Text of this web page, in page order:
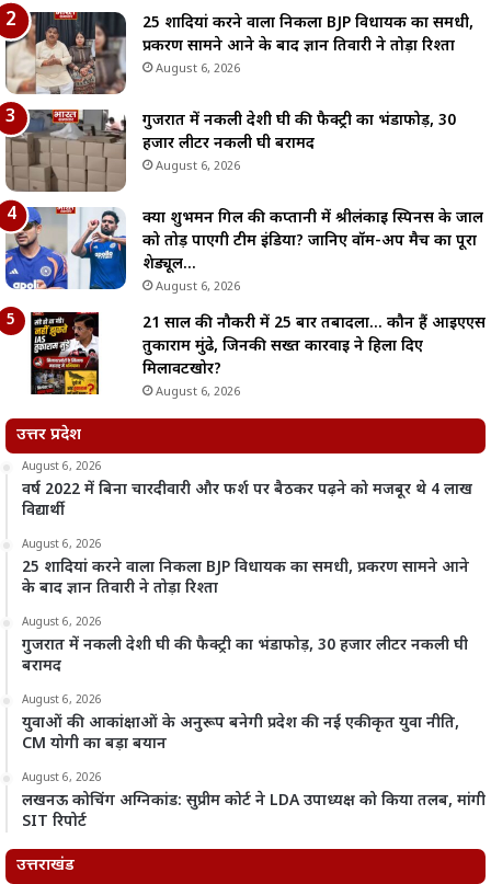
25 शादियां करने वाला निकला BJP विधायक का समधी,
प्रकरण सामने आने के बाद ज्ञान तिवारी ने तोड़ा रिश्ता
August 6, 2026
गुजरात में नकली देशी घी की फैक्ट्री का भंडाफोड़, 30
हजार लीटर नकली घी बरामद
August 6, 2026
क्या शुभमन गिल की कप्तानी में श्रीलंकाई स्पिनर्स के जाल
को तोड़ पाएगी टीम इंडिया? जानिए वॉर्म-अप मैच का पूरा
शेड्यूल…
August 6, 2026
21 साल की नौकरी में 25 बार तबादला… कौन हैं आईएएस
तुकाराम मुंढे, जिनकी सख्त कार्रवाई ने हिला दिए
मिलावटखोर?
August 6, 2026
उत्तर प्रदेश
August 6, 2026
वर्ष 2022 में बिना चारदीवारी और फर्श पर बैठकर पढ़ने को मजबूर थे 4 लाख
विद्यार्थी
August 6, 2026
25 शादियां करने वाला निकला BJP विधायक का समधी, प्रकरण सामने आने
के बाद ज्ञान तिवारी ने तोड़ा रिश्ता
August 6, 2026
गुजरात में नकली देशी घी की फैक्ट्री का भंडाफोड़, 30 हजार लीटर नकली घी
बरामद
August 6, 2026
युवाओं की आकांक्षाओं के अनुरूप बनेगी प्रदेश की नई एकीकृत युवा नीति,
CM योगी का बड़ा बयान
August 6, 2026
लखनऊ कोचिंग अग्निकांड: सुप्रीम कोर्ट ने LDA उपाध्यक्ष को किया तलब, मांगी
SIT रिपोर्ट
उत्तराखंड